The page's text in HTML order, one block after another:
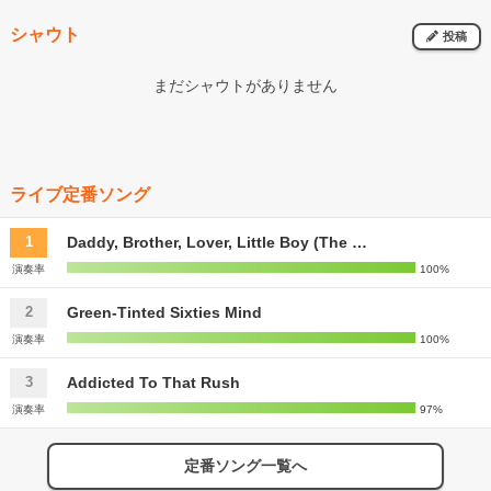
シャウト 投稿
まだシャウトがありません
ライブ定番ソング
1 Daddy, Brother, Lover, Little Boy (The …
演奏率 100%
2 Green-Tinted Sixties Mind
演奏率 100%
3 Addicted To That Rush
演奏率 97%
定番ソング一覧へ